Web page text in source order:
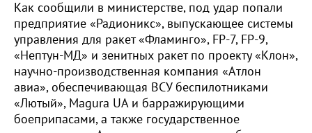
Как сообщили в министерстве, под удар попали
предприятие «Радионикс», выпускающее системы
управления для ракет «Фламинго», FP-7, FP-9,
«Нептун-МД» и зенитных ракет по проекту «Клон»,
научно-производственная компания «Атлон
авиа», обеспечивающая ВСУ беспилотниками
«Лютый», Magura UA и барражирующими
боеприпасами, а также государственное